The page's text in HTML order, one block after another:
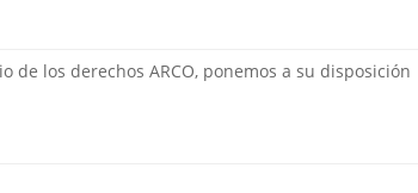
los derechos ARCO, ponemos a su disposición